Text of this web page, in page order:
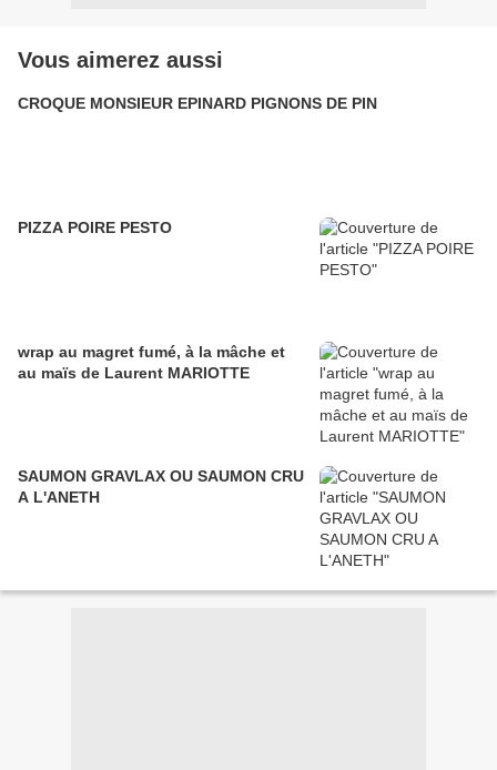
Vous aimerez aussi
CROQUE MONSIEUR EPINARD PIGNONS DE PIN
PIZZA POIRE PESTO
wrap au magret fumé, à la mâche et
au maïs de Laurent MARIOTTE
SAUMON GRAVLAX OU SAUMON CRU
A L'ANETH